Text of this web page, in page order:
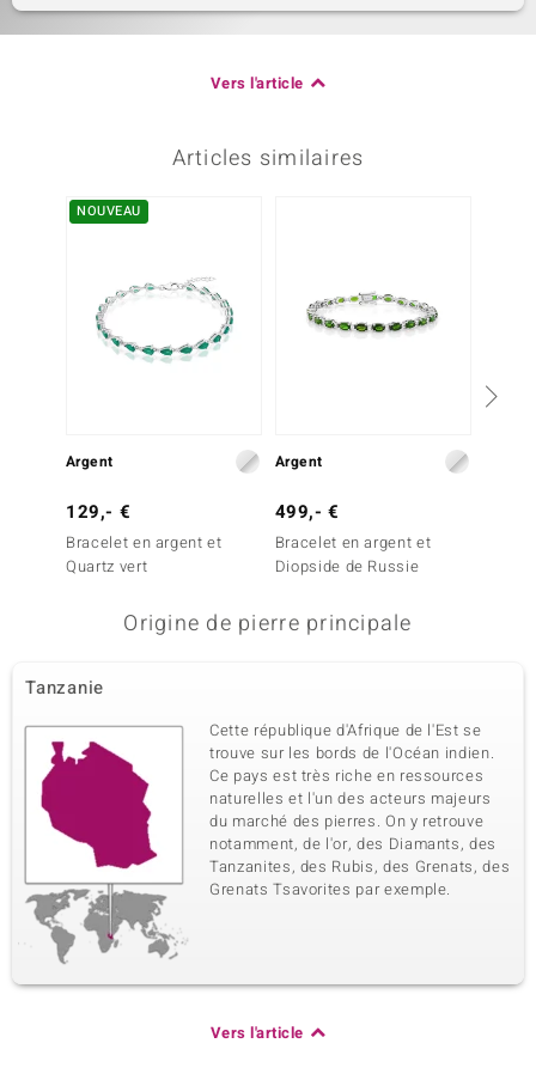
Vers l'article
Articles similaires
NOUVEAU
Argent
129,- €
Bracelet en argent et
Quartz vert
Argent
499,- €
Bracelet en argent et
Diopside de Russie
Origine de pierre principale
Tanzanie
Cette république d'Afrique de l'Est se
trouve sur les bords de l'Océan indien.
Ce pays est très riche en ressources
naturelles et l'un des acteurs majeurs
du marché des pierres. On y retrouve
notamment, de l'or, des Diamants, des
Tanzanites, des Rubis, des Grenats, des
Grenats Tsavorites par exemple.
Vers l'article